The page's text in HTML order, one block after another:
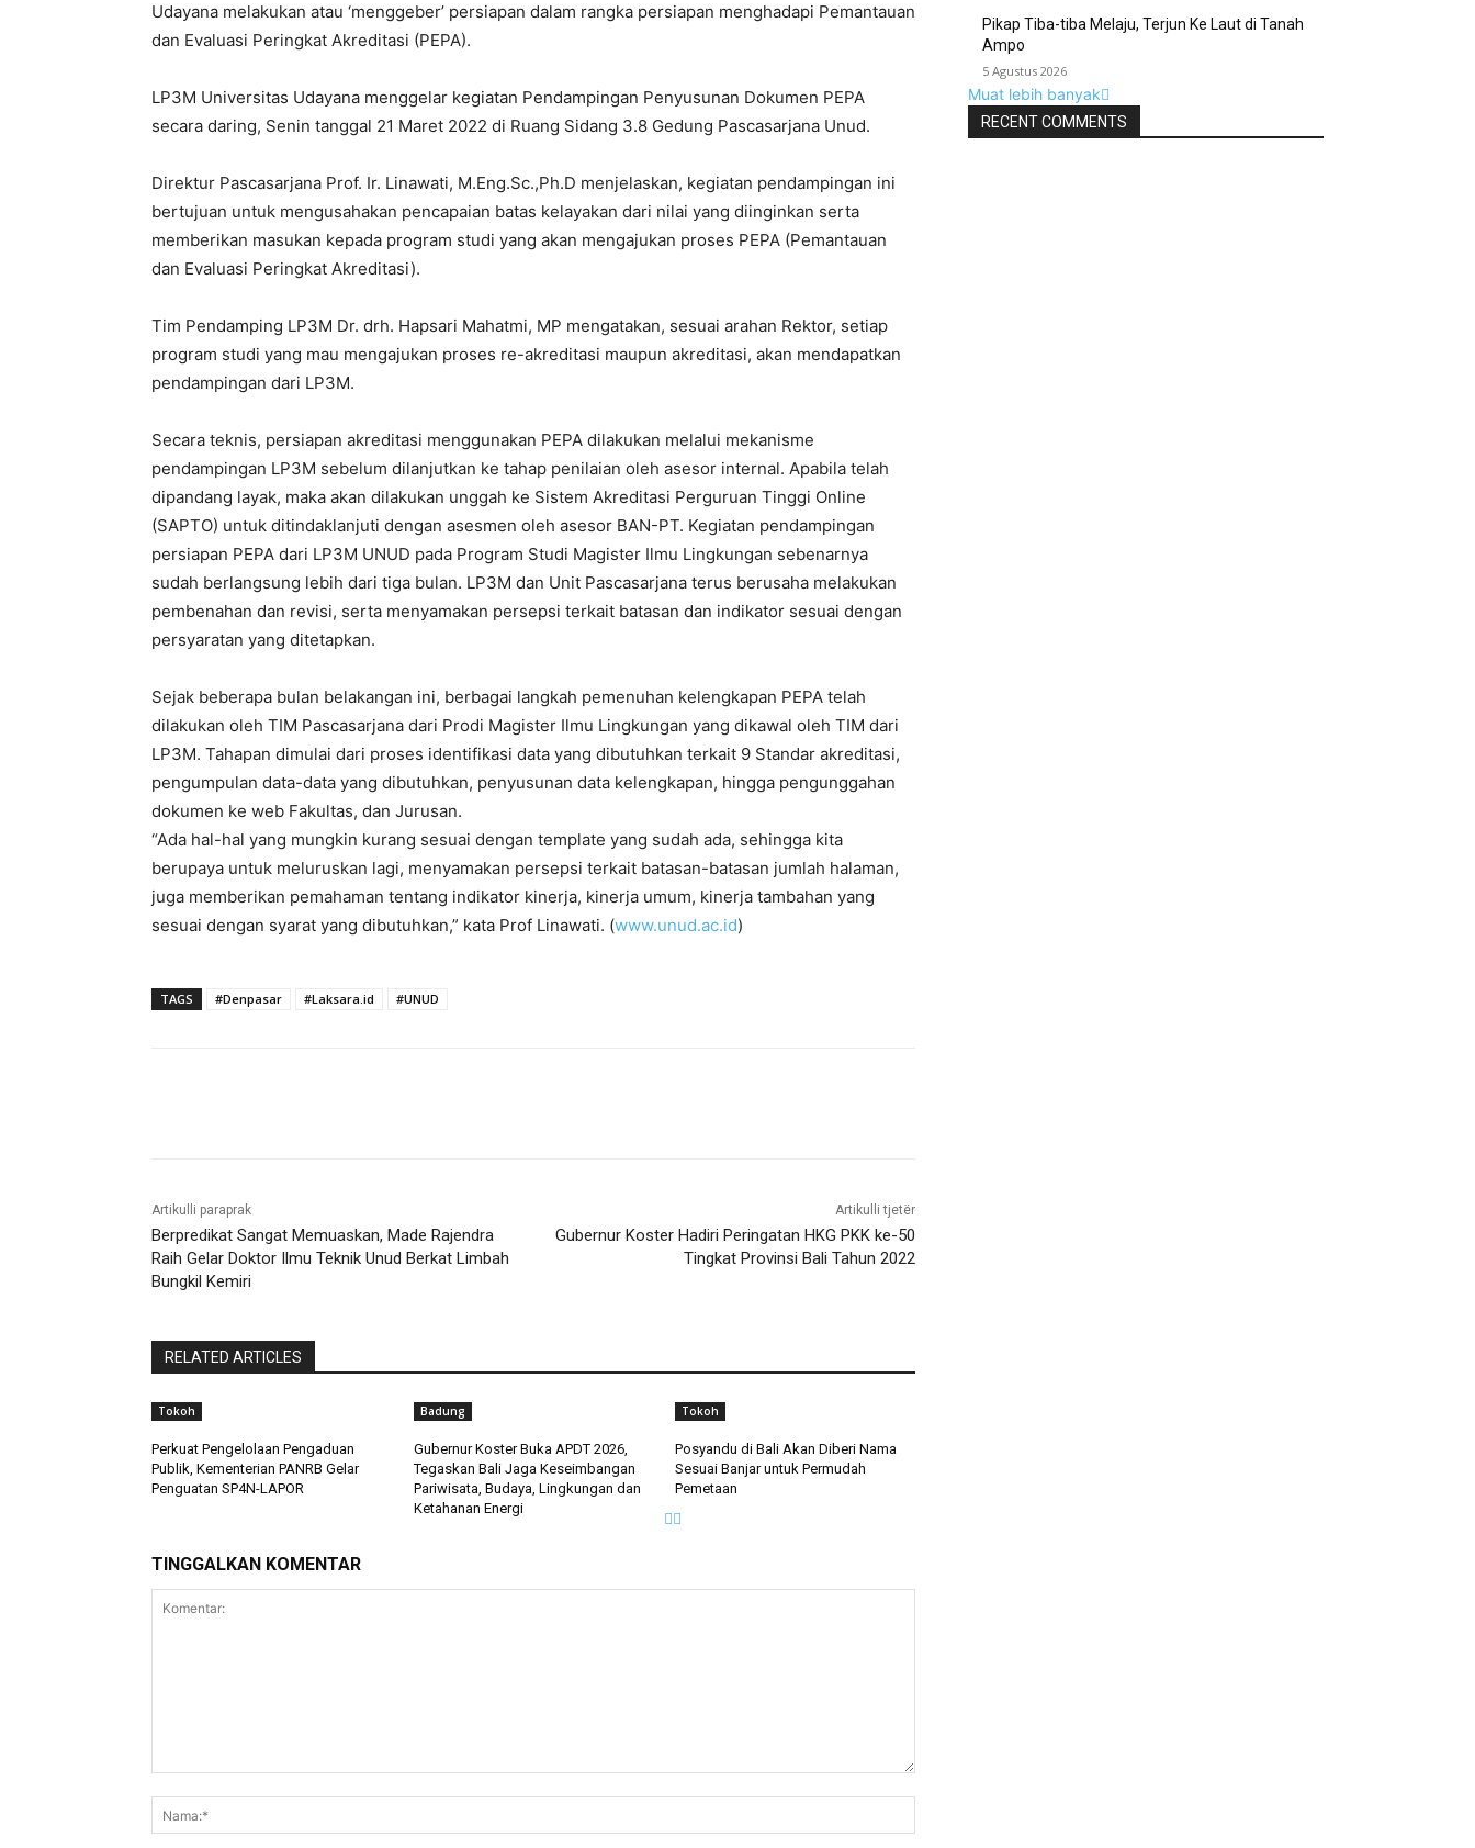
Udayana melakukan atau ‘menggeber’ persiapan dalam rangka persiapan menghadapi Pemantauan
dan Evaluasi Peringkat Akreditasi (PEPA).
LP3M Universitas Udayana menggelar kegiatan Pendampingan Penyusunan Dokumen PEPA
secara daring, Senin tanggal 21 Maret 2022 di Ruang Sidang 3.8 Gedung Pascasarjana Unud.
Direktur Pascasarjana Prof. Ir. Linawati, M.Eng.Sc.,Ph.D menjelaskan, kegiatan pendampingan ini
bertujuan untuk mengusahakan pencapaian batas kelayakan dari nilai yang diinginkan serta
memberikan masukan kepada program studi yang akan mengajukan proses PEPA (Pemantauan
dan Evaluasi Peringkat Akreditasi).
Tim Pendamping LP3M Dr. drh. Hapsari Mahatmi, MP mengatakan, sesuai arahan Rektor, setiap
program studi yang mau mengajukan proses re-akreditasi maupun akreditasi, akan mendapatkan
pendampingan dari LP3M.
Secara teknis, persiapan akreditasi menggunakan PEPA dilakukan melalui mekanisme
pendampingan LP3M sebelum dilanjutkan ke tahap penilaian oleh asesor internal. Apabila telah
dipandang layak, maka akan dilakukan unggah ke Sistem Akreditasi Perguruan Tinggi Online
(SAPTO) untuk ditindaklanjuti dengan asesmen oleh asesor BAN-PT. Kegiatan pendampingan
persiapan PEPA dari LP3M UNUD pada Program Studi Magister Ilmu Lingkungan sebenarnya
sudah berlangsung lebih dari tiga bulan. LP3M dan Unit Pascasarjana terus berusaha melakukan
pembenahan dan revisi, serta menyamakan persepsi terkait batasan dan indikator sesuai dengan
persyaratan yang ditetapkan.
Sejak beberapa bulan belakangan ini, berbagai langkah pemenuhan kelengkapan PEPA telah
dilakukan oleh TIM Pascasarjana dari Prodi Magister Ilmu Lingkungan yang dikawal oleh TIM dari
LP3M. Tahapan dimulai dari proses identifikasi data yang dibutuhkan terkait 9 Standar akreditasi,
pengumpulan data-data yang dibutuhkan, penyusunan data kelengkapan, hingga pengunggahan
dokumen ke web Fakultas, dan Jurusan.
“Ada hal-hal yang mungkin kurang sesuai dengan template yang sudah ada, sehingga kita
berupaya untuk meluruskan lagi, menyamakan persepsi terkait batasan-batasan jumlah halaman,
juga memberikan pemahaman tentang indikator kinerja, kinerja umum, kinerja tambahan yang
sesuai dengan syarat yang dibutuhkan,” kata Prof Linawati. (www.unud.ac.id)
TAGS #Denpasar #Laksara.id #UNUD
Artikulli paraprak
Berpredikat Sangat Memuaskan, Made Rajendra
Raih Gelar Doktor Ilmu Teknik Unud Berkat Limbah
Bungkil Kemiri
Artikulli tjetër
Gubernur Koster Hadiri Peringatan HKG PKK ke-50
Tingkat Provinsi Bali Tahun 2022
RELATED ARTICLES
Tokoh
Perkuat Pengelolaan Pengaduan
Publik, Kementerian PANRB Gelar
Penguatan SP4N-LAPOR
Badung
Gubernur Koster Buka APDT 2026,
Tegaskan Bali Jaga Keseimbangan
Pariwisata, Budaya, Lingkungan dan
Ketahanan Energi
Tokoh
Posyandu di Bali Akan Diberi Nama
Sesuai Banjar untuk Permudah
Pemetaan
TINGGALKAN KOMENTAR
Pikap Tiba-tiba Melaju, Terjun Ke Laut di Tanah
Ampo
5 Agustus 2026
Muat lebih banyak
RECENT COMMENTS